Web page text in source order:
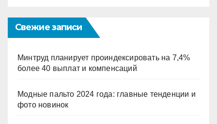
Свежие записи
Минтруд планирует проиндексировать на 7,4%
более 40 выплат и компенсаций
Модные пальто 2024 года: главные тенденции и
фото новинок